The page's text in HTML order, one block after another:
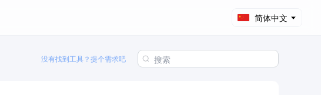
简体中文
没有找到工具？提个需求吧